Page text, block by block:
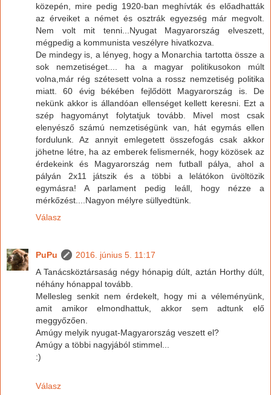
közepén, mire pedig 1920-ban meghívták és előadhatták
az érveiket a német és osztrák egyezség már megvolt.
Nem volt mit tenni...Nyugat Magyarország elveszett,
mégpedig a kommunista veszélyre hivatkozva.
De mindegy is, a lényeg, hogy a Monarchia tartotta össze a
sok nemzetiséget.... ha a magyar politikusokon múlt
volna,már rég szétesett volna a rossz nemzetiség politika
miatt. 60 évig békében fejlődött Magyarország is. De
nekünk akkor is állandóan ellenséget kellett keresni. Ezt a
szép hagyományt folytatjuk tovább. Mivel most csak
elenyésző számú nemzetiségünk van, hát egymás ellen
fordulunk. Az annyit emlegetett összefogás csak akkor
jöhetne létre, ha az emberek felismernék, hogy közösek az
érdekeink és Magyarország nem futball pálya, ahol a
pályán 2x11 játszik és a többi a lelátókon üvöltözik
egymásra! A parlament pedig leáll, hogy nézze a
mérkőzést....Nagyon mélyre süllyedtünk.
Válasz
PuPu
2016. június 5. 11:17
A Tanácsköztársaság négy hónapig dúlt, aztán Horthy dúlt,
néhány hónappal tovább.
Mellesleg senkit nem érdekelt, hogy mi a véleményünk,
amit amikor elmondhattuk, akkor sem adtunk elő
meggyőzően.
Amúgy melyik nyugat-Magyarország veszett el?
Amúgy a többi nagyjából stimmel...
:)
Válasz